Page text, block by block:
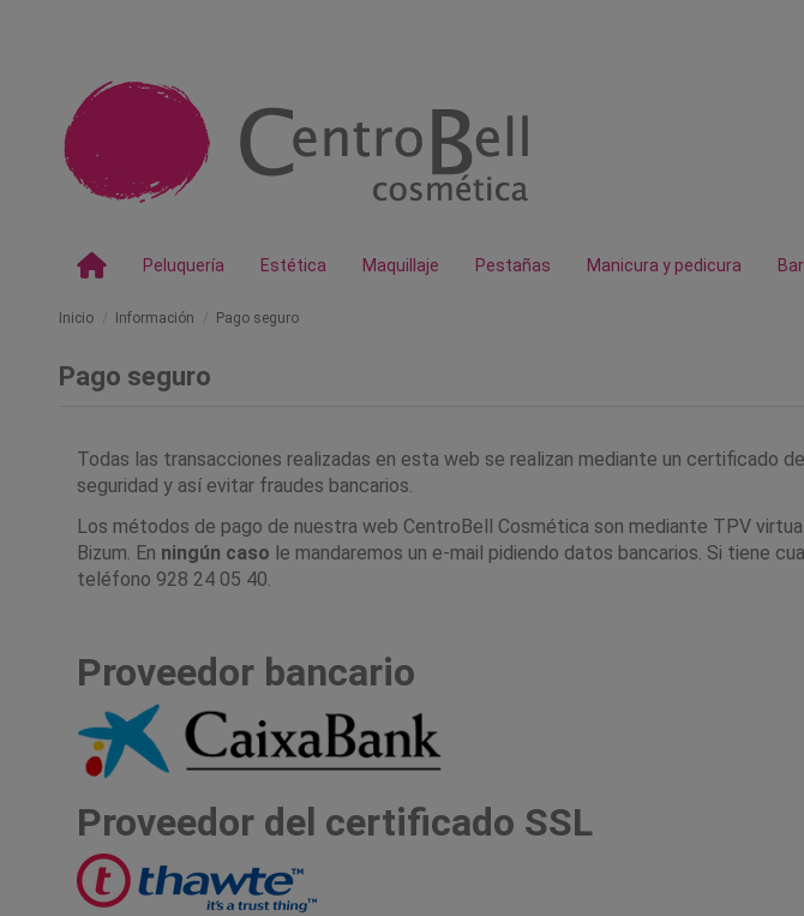
Peluquería Estética Maquillaje Pestañas Manicura y pedicura
Inicio Información Pago seguro
Pago seguro
Todas las transacciones realizadas en esta web se realizan mediante un certificado
seguridad y así evitar fraudes bancarios.
Los métodos de pago de nuestra web CentroBell Cosmética son mediante TPV
Bizum. En ningún caso le mandaremos un e-mail pidiendo datos bancarios. Si tiene
teléfono 928 24 05 40.
Proveedor bancario
Proveedor del certificado SSL